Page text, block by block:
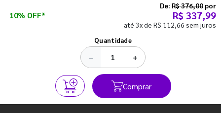
10% OFF*
De: R$ 376,00 por
R$ 337,99
até 3x de R$ 112,66 sem juros
Quantidade
− +
Comprar